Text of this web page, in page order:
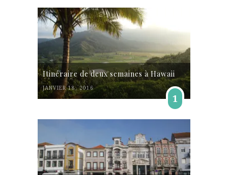
Itinéraire de deux semaines à Hawaii
JANVIER 18, 2016
1